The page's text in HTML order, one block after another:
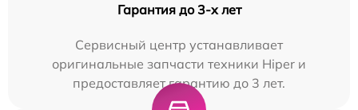
Гарантия до 3-х лет
Сервисный центр устанавливает
оригинальные запчасти техники Hiper и
предоставляет гарантию до 3 лет.